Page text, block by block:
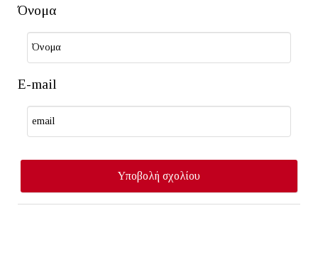
Όνομα
E-mail